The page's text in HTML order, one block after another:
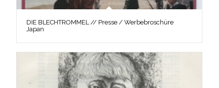
DIE BLECHTROMMEL // Presse / Werbebroschüre
Japan